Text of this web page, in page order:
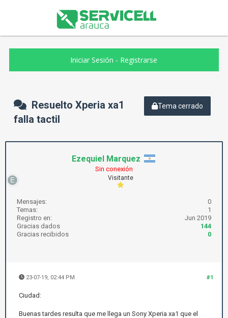
Iniciar Sesión - Registrarse
Tema cerrado
Resuelto Xperia xa1
falla tactil
Ezequiel Marquez
Sin conexión
Visitante
Mensajes:
0
Temas:
1
Registro en:
Jun 2019
Gracias dados
144
Gracias recibidos
0
#1
23-07-19, 02:44 PM
Ciudad:
Buenas tardes resulta que me llega un Sony Xperia xa1 que el